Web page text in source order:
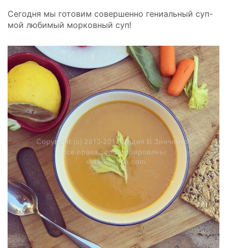
Сегодня мы готовим совершенно гениальный суп-
мой любимый морковный суп!